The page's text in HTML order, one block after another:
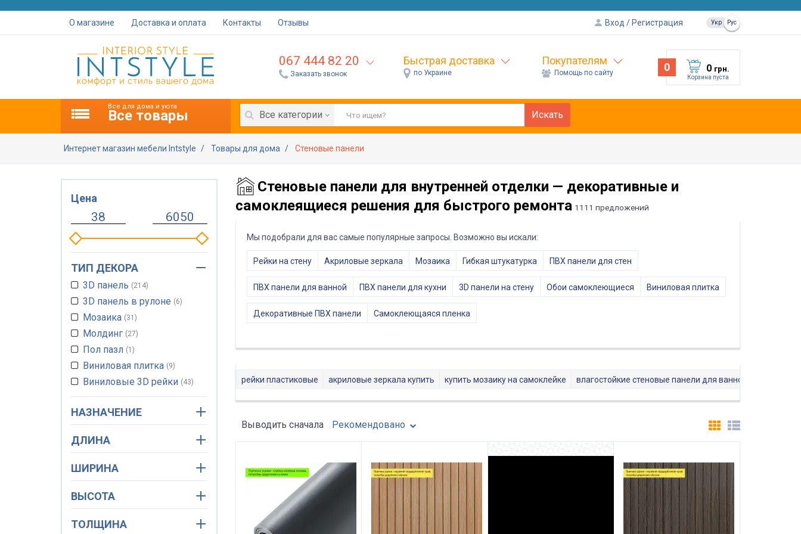
О магазине Доставка и оплата Контакты Отзывы Вход Регистрация Укр Рус
067 444 82 20
Заказать звонок
Быстрая доставка
по Украине
Покупателям
Помощь по сайту 0 0 грн.
Корзина пуста
Все для дома и уюта
Все товары Все категории Искать
Интернет магазин мебели Intstyle Товары для дома Стеновые панели
Стеновые панели для внутренней отделки — декоративные и
самоклеящиеся решения для быстрого ремонта 1111 предложений
Мы подобрали для вас самые популярные запросы. Возможно вы искали:
Рейки на стену Акриловые зеркала Мозаика Гибкая штукатурка ПВХ панели для стен
ПВХ панели для ванной ПВХ панели для кухни 3D панели на стену Обои самоклеющиеся Виниловая плитка
Декоративные ПВХ панели Самоклеющаяся пленка
рейки пластиковые акриловые зеркала купить купить мозаику на самоклейке влагостойкие стеновые панели для ванной
Выводить сначала Рекомендовано
Цена
ТИП ДЕКОРА
3D панель 214
3D панель в рулоне 6
Мозаика 31
Молдинг 27
Пол пазл 1
Виниловая плитка 9
Виниловые 3D рейки 43
Зеркало акриловое 45
Алюминиевая плитка
Рейка декоративная
Стеклянная мозаика
Самоклеющаяся пленка
Декоративная ПВХ панель
Декоративная ПВХ плитка
НАЗНАЧЕНИЕ
ДЛИНА
ШИРИНА
ВЫСОТА
ТОЛЩИНА